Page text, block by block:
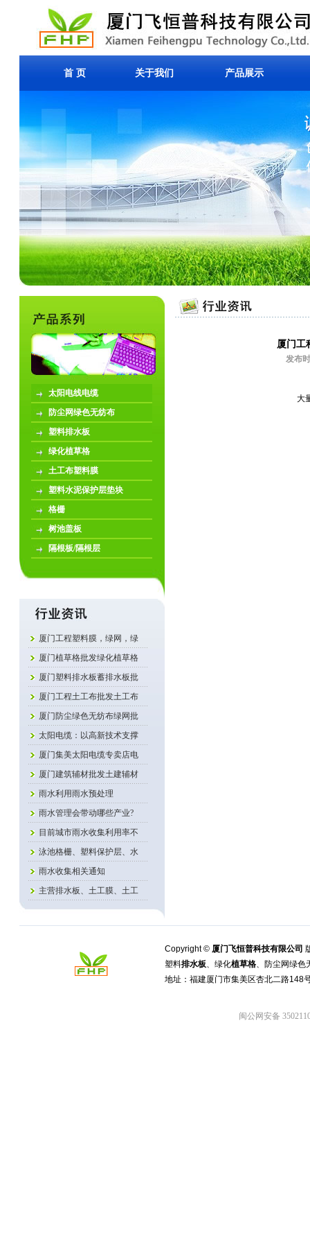
首 页 关于我们 产品展示
太阳电线电缆
防尘网绿色无纺布
塑料排水板
绿化植草格
土工布塑料膜
塑料水泥保护层垫块
格栅
树池盖板
隔根板/隔根层
厦门工程塑料膜，绿网，绿
厦门植草格批发绿化植草格
厦门塑料排水板蓄排水板批
厦门工程土工布批发土工布
厦门防尘绿色无纺布绿网批
太阳电缆：以高新技术支撑
厦门集美太阳电缆专卖店电
厦门建筑辅材批发土建辅材
雨水利用雨水预处理
雨水管理会带动哪些产业?
目前城市雨水收集利用率不
泳池格栅、塑料保护层、水
雨水收集相关通知
主营排水板、土工膜、土工
厦门工
发布
大
Copyright © 厦门飞恒普科技有限公司
塑料排水板、绿化植草格、防尘网绿色
地址：福建厦门市集美区杏北二路148
闽公网安备